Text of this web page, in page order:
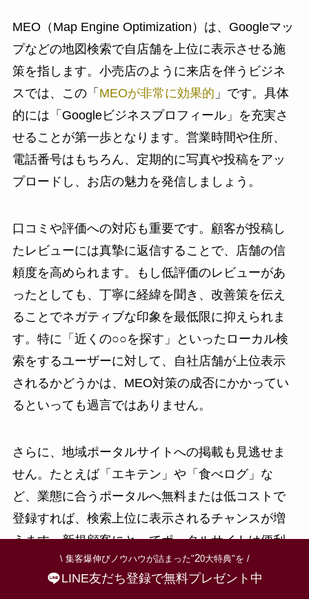
MEO（Map Engine Optimization）は、Googleマッ
プなどの地図検索で自店舗を上位に表示させる施
策を指します。小売店のように来店を伴うビジネ
スでは、この「 MEOが非常に効果的 」です。具体
的には「Googleビジネスプロフィール」を充実さ
せることが第一歩となります。営業時間や住所、
電話番号はもちろん、定期的に写真や投稿をアッ
プロードし、お店の魅力を発信しましょう。
口コミや評価への対応も重要です。顧客が投稿し
たレビューには真摯に返信することで、店舗の信
頼度を高められます。もし低評価のレビューがあ
ったとしても、丁寧に経緯を聞き、改善策を伝え
ることでネガティブな印象を最低限に抑えられま
す。特に「近くの○○を探す」といったローカル検
索をするユーザーに対して、自社店舗が上位表示
されるかどうかは、MEO対策の成否にかかってい
るといっても過言ではありません。
さらに、地域ポータルサイトへの掲載も見逃せま
せん。たとえば「エキテン」や「食べログ」な
ど、業態に合うポータルへ無料または低コストで
登録すれば、検索上位に表示されるチャンスが増
えます。新規顧客にとってポータルサイトは便利
な検索窓口ですから、そこに載るだけでも一定の
集客効果が期待できます。複数のポータルサイト
\ 集客爆伸びノウハウが詰まった"20大特典"を /
LINE友だち登録で無料プレゼント中